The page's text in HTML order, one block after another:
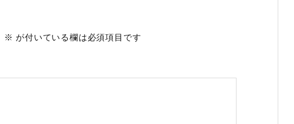
※ が付いている欄は必須項目です